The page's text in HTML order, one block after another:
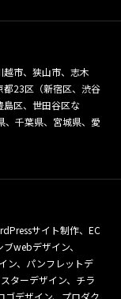
市、狭山市、志木
都23区（新宿区、渋谷
島区、世田谷区な
、千葉県、宮城県、愛
サイト制作、EC
webデザイン、
ン、パンフレットデ
ターデザイン、チラ
ゴデザイン、プロダク